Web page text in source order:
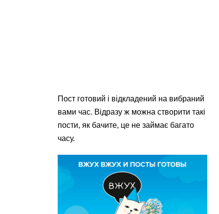
Пост готовий і відкладений на вибраний
вами час. Відразу ж можна створити такі
пости, як бачите, це не займає багато
часу.